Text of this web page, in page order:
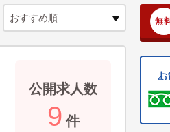
公開求人数
9 件